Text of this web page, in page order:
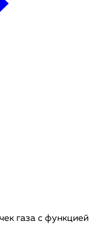
газа с функцией